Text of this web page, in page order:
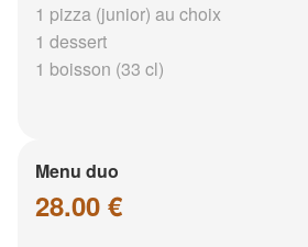
1 pizza (junior) au choix
1 dessert
1 boisson (33 cl)
Menu duo
28.00 €